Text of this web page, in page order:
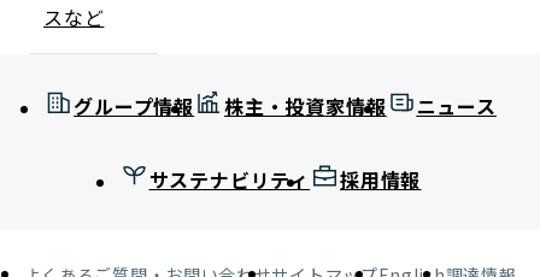
スなど
グループ情報 株主・投資家情報 ニュース
サステナビリティ 採用情報